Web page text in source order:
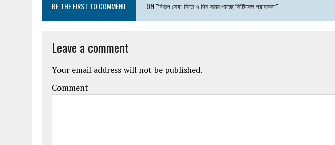
BE THE FIRST TO COMMENT ON "বিকল্প সেবা নিতে ৭ দিন সময় পাচ্ছে সিটিসেল গ্রাহকরা"
Leave a comment
Your email address will not be published.
Comment